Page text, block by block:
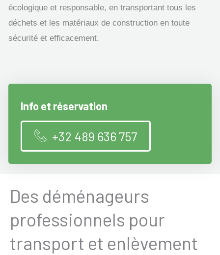
écologique et responsable, en transportant tous les
déchets et les matériaux de construction en toute
sécurité et efficacement.
Info et réservation
+32 489 636 757
Des déménageurs
professionnels pour
transport et enlèvement